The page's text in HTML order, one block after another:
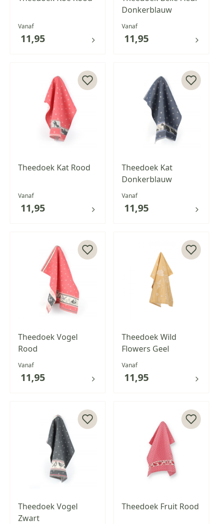
Vanaf
11,95
Donkerblauw
Vanaf
11,95
Theedoek Kat Rood
Vanaf
11,95
Theedoek Kat
Donkerblauw
Vanaf
11,95
Theedoek Vogel
Rood
Vanaf
11,95
Theedoek Wild
Flowers Geel
Vanaf
11,95
Theedoek Vogel
Zwart
Theedoek Fruit Rood